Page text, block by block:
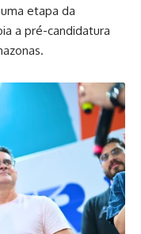
etapa da
a pré-candidatura